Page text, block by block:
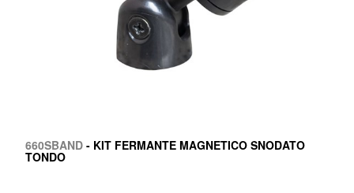
660SBAND- KIT FERMANTE MAGNETICO SNODATO
TONDO